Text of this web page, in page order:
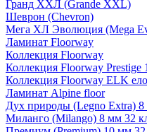
Гранд ХХЛ (Grande XXL)
Шеврон (Chevron)
Мега ХЛ Эволюция (Mega
Ламинат Floorway
Коллекция Floorway
Коллекция Floorway Prestige
Коллекция Floorway ELK
Ламинат Alpine floor
Дух природы (Legno Extra) 8
Миланго (Milango) 8 мм 32